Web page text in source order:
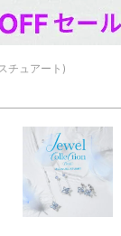
チュアート)